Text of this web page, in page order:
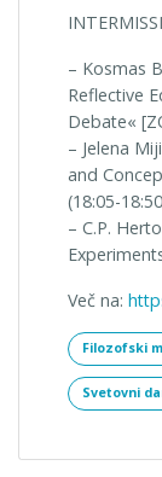
– Kosmas
Reflective
Debate«
– Jelena
and
(18:05-
– C.P.
Več na:
Filozofski
Svetovni